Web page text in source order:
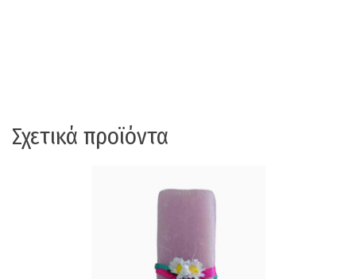
Σχετικά προϊόντα